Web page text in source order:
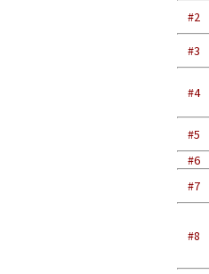
#2
#3
#4
#5
#6
#7
#8